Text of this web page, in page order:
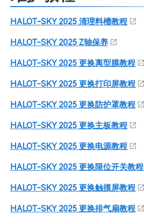
HALOT-SKY 2025 清理料槽教程
HALOT-SKY 2025 Z轴保养
HALOT-SKY 2025 更换离型膜教程
HALOT-SKY 2025 更换打印屏教程
HALOT-SKY 2025 更换防护罩教程
HALOT-SKY 2025 更换主板教程
HALOT-SKY 2025 更换电源教程
HALOT-SKY 2025 更换限位开关教程
HALOT-SKY 2025 更换触摸屏教程
HALOT-SKY 2025 更换排气扇教程